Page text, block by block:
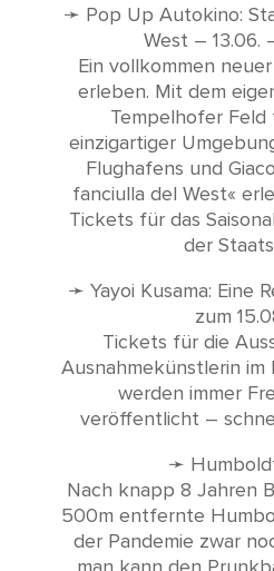
➛ Pop Up Autokino:
West – 13.06.
Ein vollkommen
erleben. Mit dem
Tempelhofer Feld
einzigartiger
Flughafens und
fanciulla del West«
Tickets für das
der
➛ Yayoi Kusama: Eine
zum
Tickets für die
Ausnahmekünstlerin im
werden immer
veröffentlicht –
➛
Nach knapp 8 Jahren
500m entfernte
der Pandemie zwar